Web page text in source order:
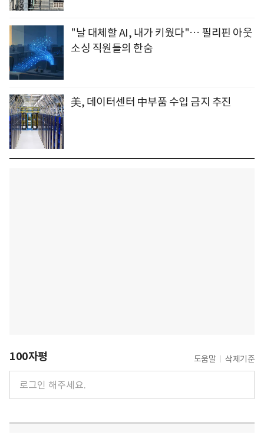
"날 대체할 AI, 내가 키웠다"… 필리핀 아웃
소싱 직원들의 한숨
美, 데이터센터 中부품 수입 금지 추진
100자평 도움말 삭제기준